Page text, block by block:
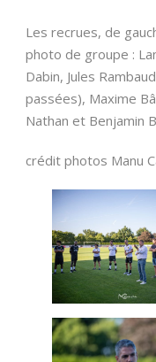
Les recrues, de
photo de groupe :
Dabin, Jules
passées), Maxime
Nathan et Benjamin
crédit photos Manu